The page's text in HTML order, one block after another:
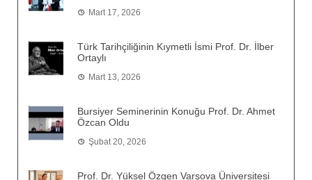
Mart 17, 2026
Türk Tarihçiliğinin Kıymetli İsmi Prof. Dr. İlber
Ortaylı
Mart 13, 2026
Bursiyer Seminerinin Konuğu Prof. Dr. Ahmet
Özcan Oldu
Şubat 20, 2026
Prof. Dr. Yüksel Özgen Varşova Üniversitesi